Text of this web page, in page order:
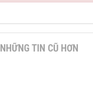
NHỮNG TIN CŨ HƠN